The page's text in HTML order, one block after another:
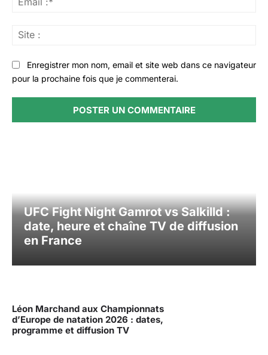
Enregistrer mon nom, email et site web dans ce navigateur
pour la prochaine fois que je commenterai.
UFC Fight Night Gamrot vs Salkilld :
date, heure et chaîne TV de diffusion
en France
Léon Marchand aux Championnats
d’Europe de natation 2026 : dates,
programme et diffusion TV